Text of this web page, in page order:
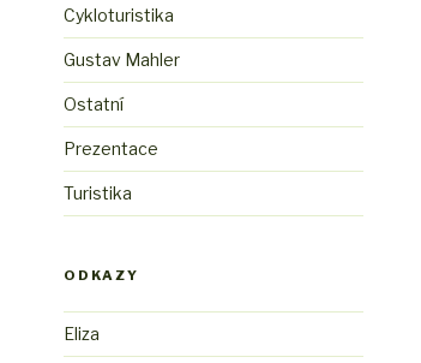
Cykloturistika
Gustav Mahler
Ostatní
Prezentace
Turistika
ODKAZY
Eliza